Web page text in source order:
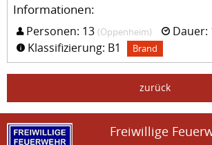
Informationen:
Personen: 13 (Oppenheim)
Dauer:
Klassifizierung: B1
Brand
zurück
Freiwillige